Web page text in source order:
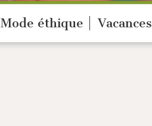
Mode éthique Vacances